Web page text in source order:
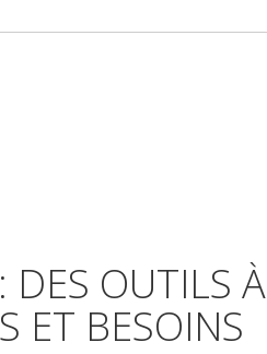
DES OUTILS À
ET BESOINS